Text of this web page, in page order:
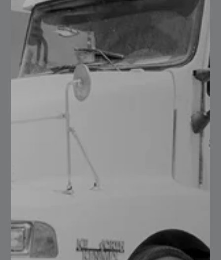
Puedes validar la atención al cliente por medio de
recomendaciones de clientes, también con
recomendaciones en sitios web o redes sociales, esto te
hará tener un panorama más claro que tan buen servicio
al cliente y comunicación se tiene con los clientes. El
equipo de Serviacero Comercial está en constante
capacitación para brindarte un mejor servicio y
Compara sus precios con
otro proveedor de acero
asegúrate de que el precio sea razonable y competitivo
en comparación con otras empresas del ramo.
Investiga acera de sus
servicios adicionales